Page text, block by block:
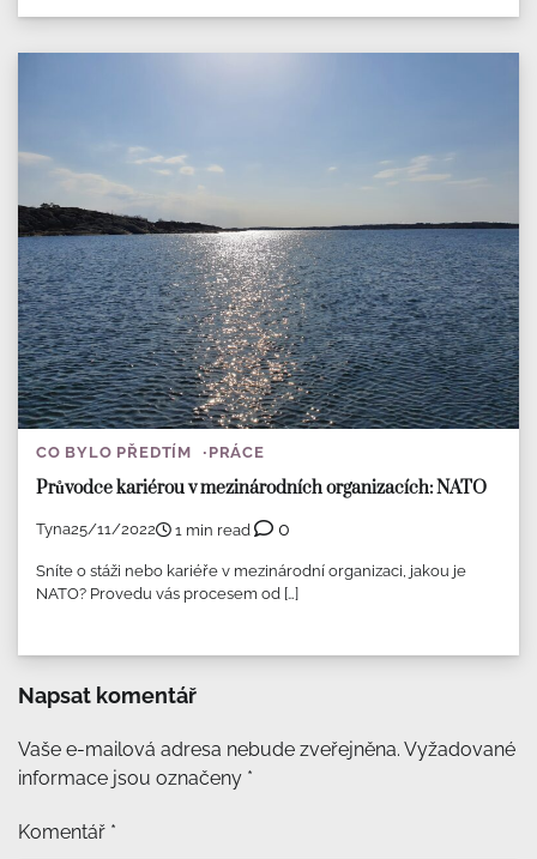
CO BYLO PŘEDTÍM PRÁCE
Průvodce kariérou v mezinárodních organizacích: NATO
Tyna25/11/2022 1 min read 0
Sníte o stáži nebo kariéře v mezinárodní organizaci, jakou je
NATO? Provedu vás procesem od […]
Napsat komentář
Vaše e-mailová adresa nebude zveřejněna. Vyžadované
informace jsou označeny *
Komentář *